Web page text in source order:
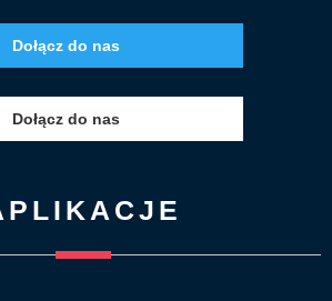
Dołącz do nas
Dołącz do nas